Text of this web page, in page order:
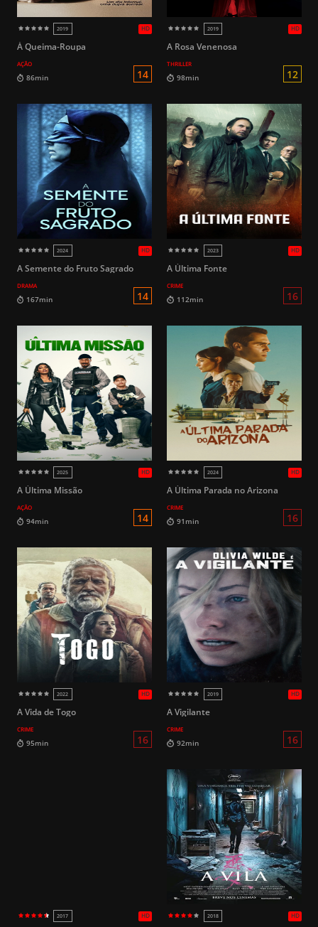
HD
HD
2023 2021
HD
2023 2017
16
14 100min
À Queima-Roupa
AÇÃO
A Rosa Venenosa
THRILLER
A Semente do Fruto Sagrado
DRAMA
A Última Fonte
CRIME
A Última Missão
AÇÃO
A Última Parada no Arizona
CRIME
A Vida de Togo
CRIME
A Vigilante
CRIME